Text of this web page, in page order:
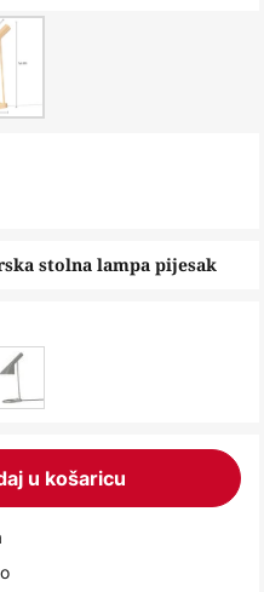
stolna lampa pijesak
u košaricu